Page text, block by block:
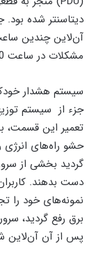
دیتاسنتر شده
آن‌لاین چندین
مشکلات در ساعت 10 صبح پنجشنبه به وقت تهران آغاز شد .
جزء از سیستم
تعمیر این قسمت،
حشو راه‌های انرژی
گردید بخشی از
دست بدهند.
نمونه‌های خود را
برق رفع گردید،
پس از آن آن‌لاین